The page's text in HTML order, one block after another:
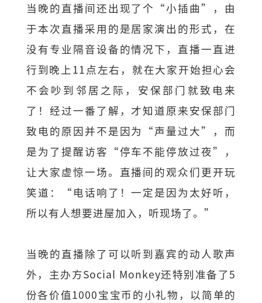
当晚的直播间还出现了个“小插曲”，由
于本次直播采用的是居家演出的形式，在
没有专业隔音设备的情况下，直播一直进
行到晚上11点左右，就在大家开始担心会
不会吵到邻居之际，安保部门就致电来
了！经过一番了解，才知道原来安保部门
致电的原因并不是因为“声量过大”，而
是为了提醒访客“停车不能停放过夜”，
让大家虚惊一场。直播间的观众们更开玩
笑道：“电话响了！一定是因为太好听，
所以有人想要进屋加入，听现场了。”
当晚的直播除了可以听到嘉宾的动人歌声
外，主办方Social Monkey还特别准备了5
份各价值1000宝宝币的小礼物，以简单的